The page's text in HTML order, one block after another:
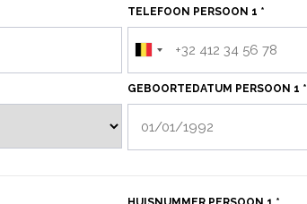
TELEFOON PERSOON 1 *
GEBOORTEDATUM PERSOON 1 *